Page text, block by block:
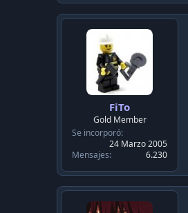
ó
n
FiTo
Gold Member
Se incorporó
24 Marzo 2005
Mensajes
6.230